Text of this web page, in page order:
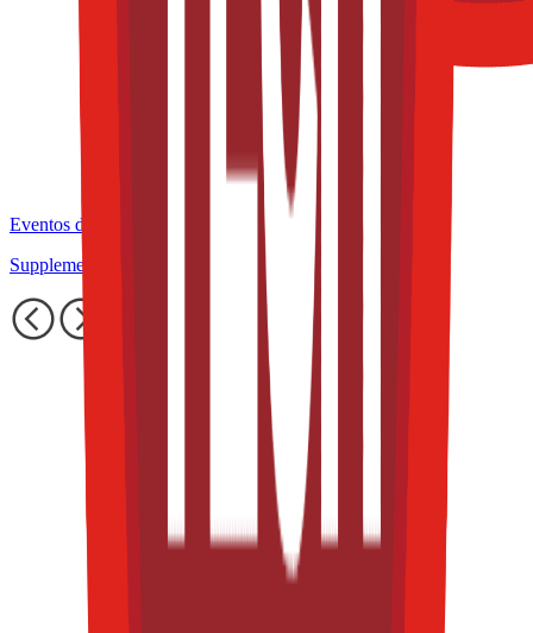
Eventos de la industria pasados
Supplements & Nutrition Congress at TFT S&E 2025